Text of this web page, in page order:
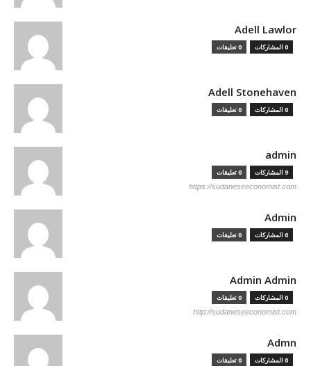
Adell Lawlor
0 المشاركات 0 تعليقات
Adell Stonehaven
0 المشاركات 0 تعليقات
admin
9 المشاركات 0 تعليقات
https://sudaneseeconomist.com
Admin
0 المشاركات 0 تعليقات
Admin Admin
0 المشاركات 0 تعليقات
http://sudaneseeconomist.com
Admn
0 المشاركات 0 تعليقات